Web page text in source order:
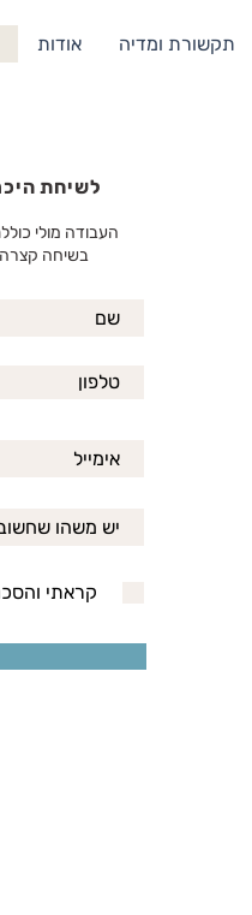
תקשורת ומדיה אודות
לשיחת
העבודה מולי
בשיחה
קראתי